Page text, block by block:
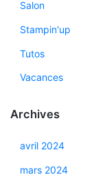
Salon
Stampin'up
Tutos
Vacances
Archives
avril 2024
mars 2024